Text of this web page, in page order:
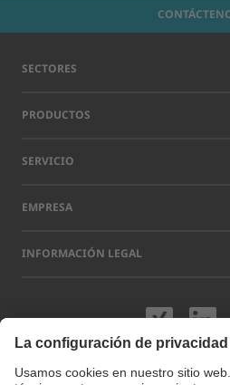
SECTORES
PRODUCTOS
SERVICIO
EMPRESA
INFORMACIÓN LEGAL
Los nombres de otras empresas y